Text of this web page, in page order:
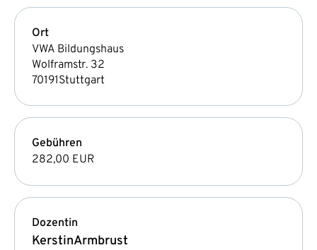
Ort
VWA Bildungshaus
Wolframstr. 32
70191Stuttgart
Gebühren
282,00 EUR
Dozentin
KerstinArmbrust